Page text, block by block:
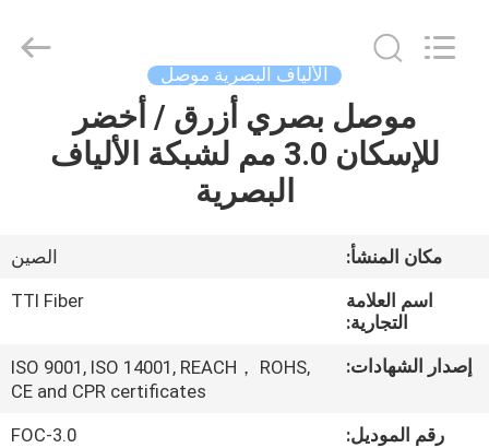
الصفحة
الرئيسية
معلومات
الألياف البصرية موصل
موصل بصري أزرق / أخضر
للإسكان 3.0 مم لشبكة الألياف
البصرية
مكان المنشأ:
الصين
اسم العلامة
التجارية:
TTI Fiber
إصدار الشهادات:
ISO 9001, ISO 14001, REACH， ROHS,
CE and CPR certificates
رقم الموديل:
FOC-3.0